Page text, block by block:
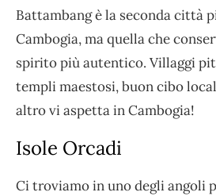
Battambang è la seconda città
Cambogia, ma quella che
spirito più autentico. Villaggi
templi maestosi, buon cibo
altro vi aspetta in Cambogia!
Isole Orcadi
Ci troviamo in uno degli angoli